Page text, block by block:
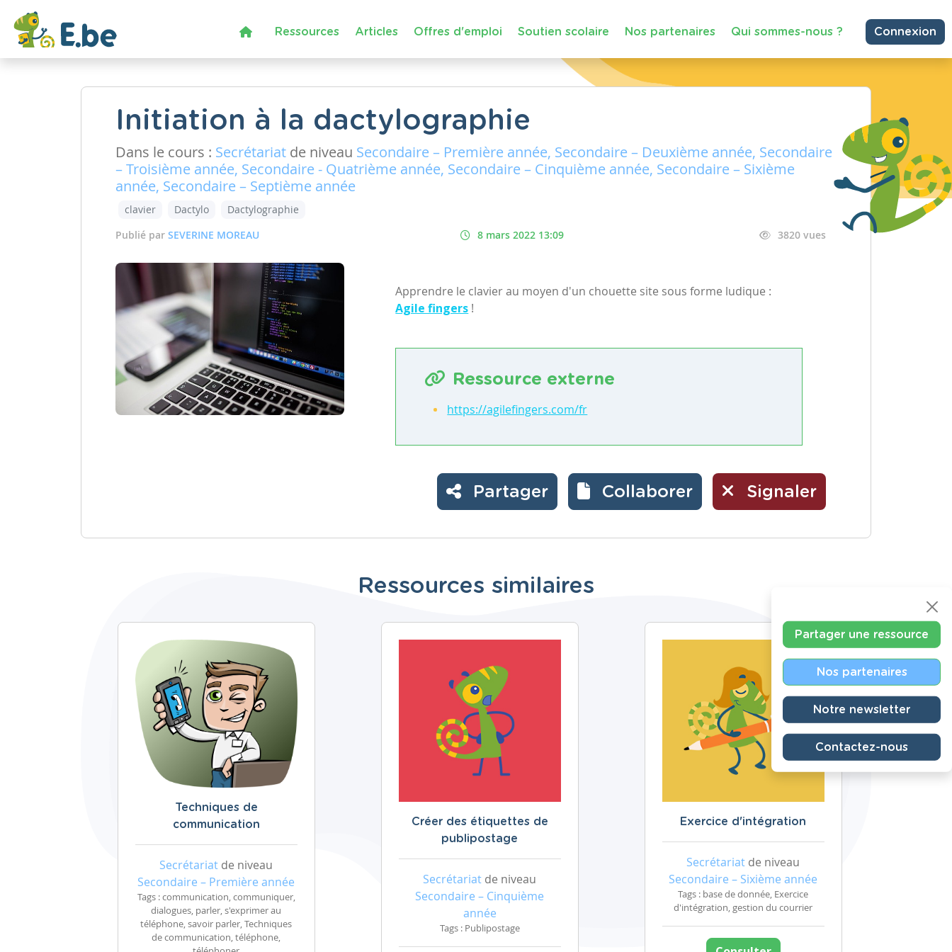
Ressources Articles Offres d'emploi Soutien scolaire Nos partenaires Qui sommes-nous ? Connexion
Initiation à la dactylographie
Dans le cours : Secrétariat de niveau Secondaire – Première année, Secondaire – Deuxième année, Secondaire
– Troisième année, Secondaire - Quatrième année, Secondaire – Cinquième année, Secondaire – Sixième
année, Secondaire – Septième année
clavier Dactylo
Dactylographie
Publié par SEVERINE MOREAU 8 mars 2022 13:09 3820 vues
Apprendre le clavier au moyen d'un chouette site sous forme ludique :
Agile fingers !
Ressource externe
https://agilefingers.com/fr
Partager Collaborer Signaler
Ressources similaires
Techniques de
communication
Secrétariat de niveau
Secondaire – Première année
Tags : communication, communiquer,
dialogues, parler, s'exprimer au
téléphone, savoir parler, Techniques
de communication, téléphone,
Créer des étiquettes de
publipostage
Secrétariat de niveau
Secondaire – Cinquième
année
Tags : Publipostage
Exercice d'intégration
Secrétariat de niveau
Secondaire – Sixième année
Tags : base de donnée, Exercice
d'intégration, gestion du courrier
Partager une ressource
Nos partenaires
Notre newsletter
Contactez-nous